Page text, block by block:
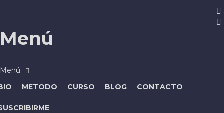
Menú
METODO CURSO BLOG CONTACTO